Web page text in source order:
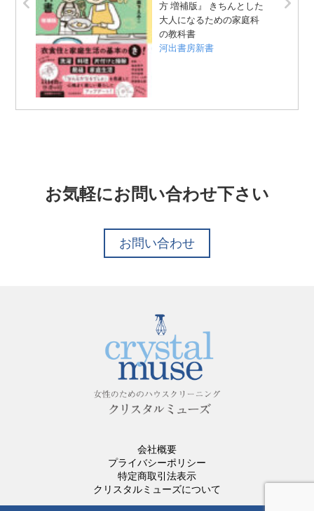
方 増補版』 きちんとした
大人になるための家庭科
の教科書
河出書房新書
お気軽にお問い合わせ下さい
お問い合わせ
会社概要
プライバシーポリシー
特定商取引法表示
クリスタルミューズについて